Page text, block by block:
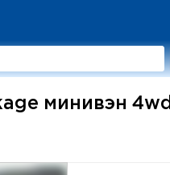
минивэн 4wd